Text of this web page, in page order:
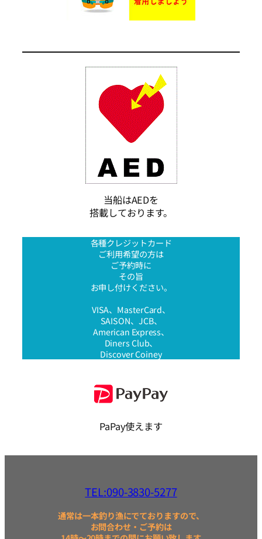
当船はAEDを
搭載しております。
各種クレジットカード
ご利用希望の方は
ご予約時に
その旨
お申し付けください。
VISA、MasterCard、
SAISON、JCB、
American Express、
Diners Club、
Discover Coiney
PaPay使えます
TEL:090-3830-5277
通常は一本釣り漁にでておりますので、
お問合わせ・ご予約は